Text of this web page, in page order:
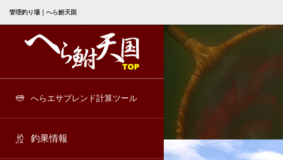
管理釣り場｜へら鮒天国
へらエサブレンド計算ツール
釣果情報